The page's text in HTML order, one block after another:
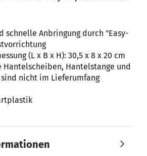
schnelle Anbringung durch "Easy-
(L x B x H): 30,5 x 8 x 20 cm
Hantelstange und
sind nicht im Lieferumfang